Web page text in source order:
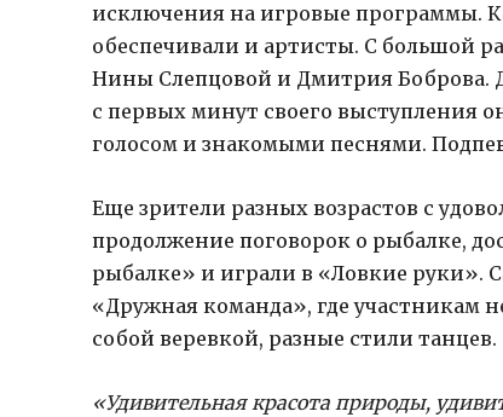
исключения на игровые программы.
обеспечивали и артисты. С большой
Нины Слепцовой и Дмитрия Боброва.
с первых минут своего выступления
голосом и знакомыми песнями.
Еще зрители разных возрастов с
продолжение поговорок о рыбалке,
рыбалке» и играли в «Ловкие
«Дружная команда», где участникам
собой веревкой, разные стили танцев.
«Удивительная красота природы,